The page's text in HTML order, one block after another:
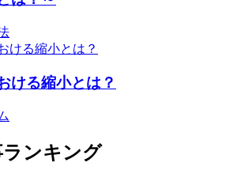
ける縮小とは？
ランキング